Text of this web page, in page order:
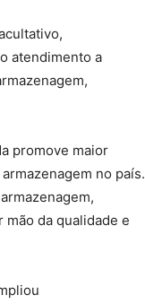
atendimento a
promove maior
no país.
da qualidade e